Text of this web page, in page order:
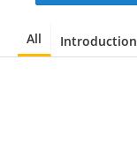
All Introduction